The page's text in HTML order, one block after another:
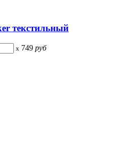
текстильный
x 749 руб